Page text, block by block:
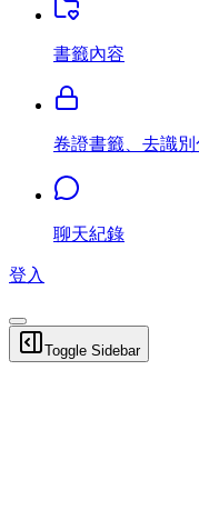
書籤內容
卷證書籤、去識別
聊天紀錄
登入
Toggle Sidebar